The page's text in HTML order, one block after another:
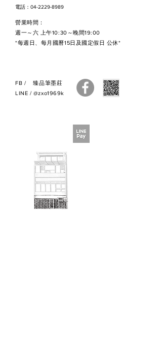
謝謝。
●因原物料時有變動，訂購前請先
來電洽詢或詳閱【訂購流程】
●訂購之商品售出無法退換貨，若
●如有疑問，請與我們聯繫，謝
謝。
電話：04-2229-8989
營業時間：
週一～六 上午10:30～晚間19:00
*每週日、每月國曆15日及國定假日 公休*
FB /臻品筆墨莊
LINE / @zxo1969k